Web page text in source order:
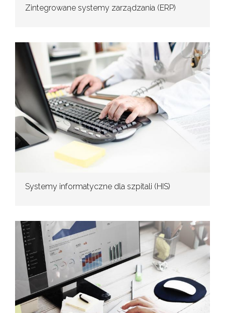
Zintegrowane systemy zarządzania (ERP)
Systemy informatyczne dla szpitali (HIS)